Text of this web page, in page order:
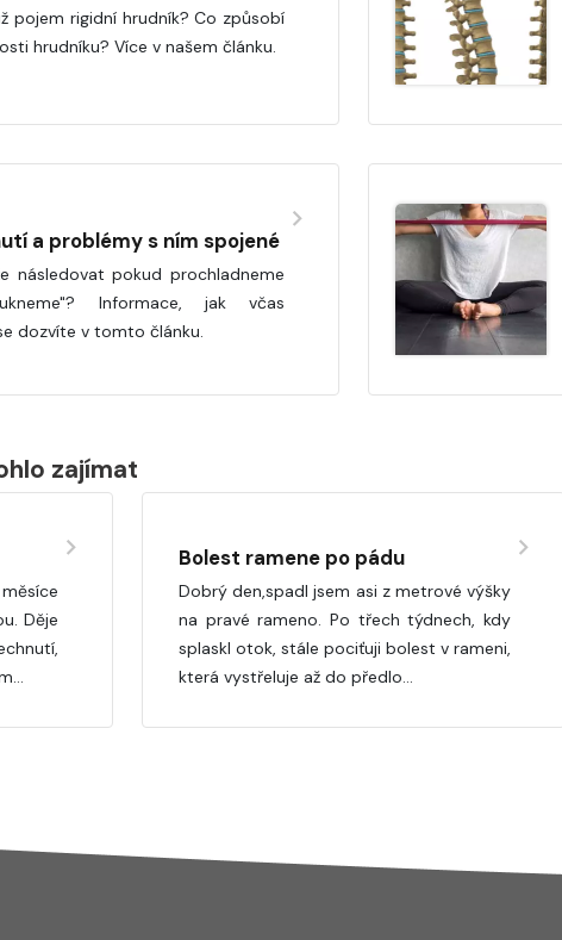
pojem rigidní hrudník? Co způsobí
hrudníku? Více v našem článku.
a problémy s ním spojené
následovat pokud prochladneme
Informace, jak včas
dozvíte v tomto článku.
zajímat
Děje
Bolest ramene po pádu
Dobrý den,spadl jsem asi z metrové výšky
na pravé rameno. Po třech týdnech, kdy
splaskl otok, stále pociťuji bolest v rameni,
která vystřeluje až do předlo…